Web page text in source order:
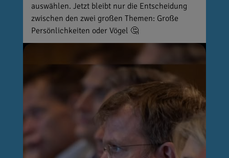
auswählen. Jetzt bleibt nur die Entscheidung
zwischen den zwei großen Themen: Große
Persönlichkeiten oder Vögel 🤔